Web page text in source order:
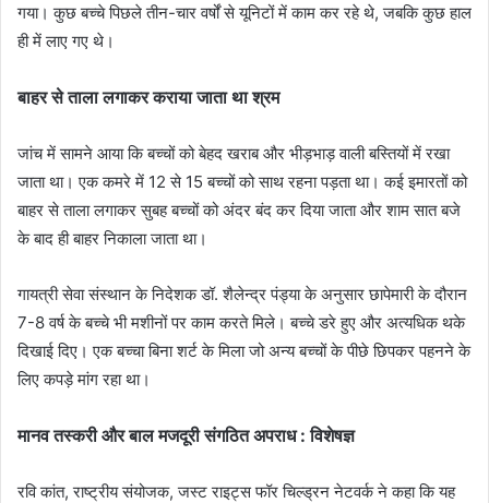
गया। कुछ बच्चे पिछले तीन-चार वर्षों से यूनिटों में काम कर रहे थे, जबकि कुछ हाल
ही में लाए गए थे।
बाहर से ताला लगाकर कराया जाता था श्रम
जांच में सामने आया कि बच्चों को बेहद खराब और भीड़भाड़ वाली बस्तियों में रखा
जाता था। एक कमरे में 12 से 15 बच्चों को साथ रहना पड़ता था। कई इमारतों को
बाहर से ताला लगाकर सुबह बच्चों को अंदर बंद कर दिया जाता और शाम सात बजे
के बाद ही बाहर निकाला जाता था।
गायत्री सेवा संस्थान के निदेशक डॉ. शैलेन्द्र पंड्या के अनुसार छापेमारी के दौरान
7-8 वर्ष के बच्चे भी मशीनों पर काम करते मिले। बच्चे डरे हुए और अत्यधिक थके
दिखाई दिए। एक बच्चा बिना शर्ट के मिला जो अन्य बच्चों के पीछे छिपकर पहनने के
लिए कपड़े मांग रहा था।
मानव तस्करी और बाल मजदूरी संगठित अपराध : विशेषज्ञ
रवि कांत, राष्ट्रीय संयोजक, जस्ट राइट्स फॉर चिल्ड्रन नेटवर्क ने कहा कि यह